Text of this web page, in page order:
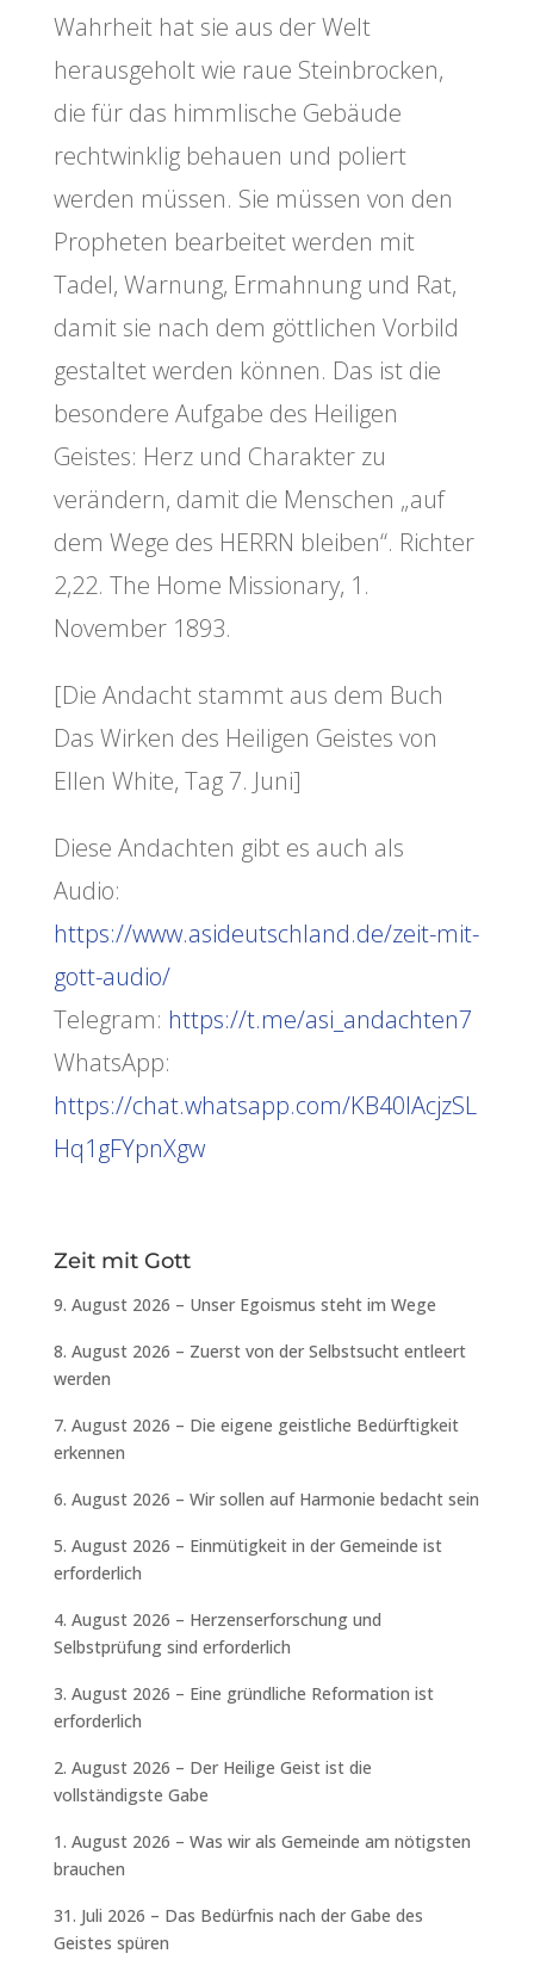
Wahrheit hat sie aus der Welt
herausgeholt wie raue Steinbrocken,
die für das himmlische Gebäude
rechtwinklig behauen und poliert
werden müssen. Sie müssen von den
Propheten bearbeitet werden mit
Tadel, Warnung, Ermahnung und Rat,
damit sie nach dem göttlichen Vorbild
gestaltet werden können. Das ist die
besondere Aufgabe des Heiligen
Geistes: Herz und Charakter zu
verändern, damit die Menschen „auf
dem Wege des HERRN bleiben“. Richter
2,22. The Home Missionary, 1.
November 1893.
[Die Andacht stammt aus dem Buch
Das Wirken des Heiligen Geistes von
Ellen White, Tag 7. Juni]
Diese Andachten gibt es auch als
Audio:
https://www.asideutschland.de/zeit-mit-
gott-audio/
Telegram: https://t.me/asi_andachten7
WhatsApp:
https://chat.whatsapp.com/KB40lAcjzSL
Hq1gFYpnXgw
Zeit mit Gott
9. August 2026 – Unser Egoismus steht im Wege
8. August 2026 – Zuerst von der Selbstsucht entleert
werden
7. August 2026 – Die eigene geistliche Bedürftigkeit
erkennen
6. August 2026 – Wir sollen auf Harmonie bedacht sein
5. August 2026 – Einmütigkeit in der Gemeinde ist
erforderlich
4. August 2026 – Herzenserforschung und
Selbstprüfung sind erforderlich
3. August 2026 – Eine gründliche Reformation ist
erforderlich
2. August 2026 – Der Heilige Geist ist die
vollständigste Gabe
1. August 2026 – Was wir als Gemeinde am nötigsten
brauchen
31. Juli 2026 – Das Bedürfnis nach der Gabe des
Geistes spüren